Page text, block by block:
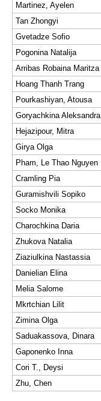
Martinez, Ayelen
Tan Zhongyi
Gvetadze Sofio
Pogonina Natalija
Arribas Robaina Maritza
Hoang Thanh Trang
Pourkashiyan, Atousa
Goryachkina Aleksandra
Hejazipour, Mitra
Girya Olga
Pham, Le Thao Nguyen
Cramling Pia
Guramishvili Sopiko
Socko Monika
Charochkina Daria
Zhukova Natalia
Ziaziulkina Nastassia
Danielian Elina
Melia Salome
Mkrtchian Lilit
Zimina Olga
Saduakassova, Dinara
Gaponenko Inna
Cori T., Deysi
Zhu, Chen